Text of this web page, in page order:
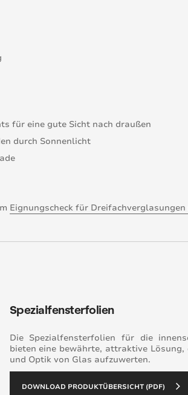
für eine gute Sicht nach draußen
durch Sonnenlicht
Eignungscheck für
Spezialfensterfolien
Die Spezialfensterfolien für die
bieten eine bewährte, attraktive
und Optik von Glas aufzuwerten.
DOWNLOAD PRODUKTÜBERSICHT (PDF)